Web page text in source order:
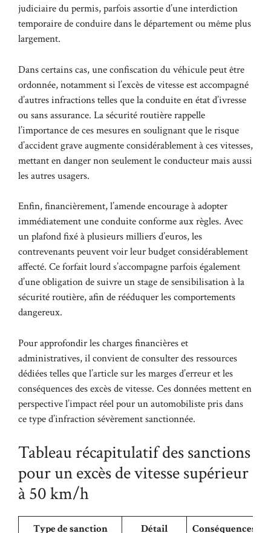
judiciaire du permis, parfois assortie d’une interdiction
temporaire de conduire dans le département ou même plus
largement.
Dans certains cas, une confiscation du véhicule peut être
ordonnée, notamment si l’excès de vitesse est accompagné
d’autres infractions telles que la conduite en état d’ivresse
ou sans assurance. La sécurité routière rappelle
l’importance de ces mesures en soulignant que le risque
d’accident grave augmente considérablement à ces vitesses,
mettant en danger non seulement le conducteur mais aussi
les autres usagers.
Enfin, financièrement, l’amende encourage à adopter
immédiatement une conduite conforme aux règles. Avec
un plafond fixé à plusieurs milliers d’euros, les
contrevenants peuvent voir leur budget considérablement
affecté. Ce forfait lourd s’accompagne parfois également
d’une obligation de suivre un stage de sensibilisation à la
sécurité routière, afin de rééduquer les comportements
dangereux.
Pour approfondir les charges financières et
administratives, il convient de consulter des ressources
dédiées telles quel’article sur les marges d’erreur et les
conséquences des excès de vitesse. Ces données mettent en
perspective l’impact réel pour un automobiliste pris dans
ce type d’infraction sévèrement sanctionnée.
Tableau récapitulatif des sanctions
pour un excès de vitesse supérieur
à 50 km/h
Type de sanction Détail Conséquences